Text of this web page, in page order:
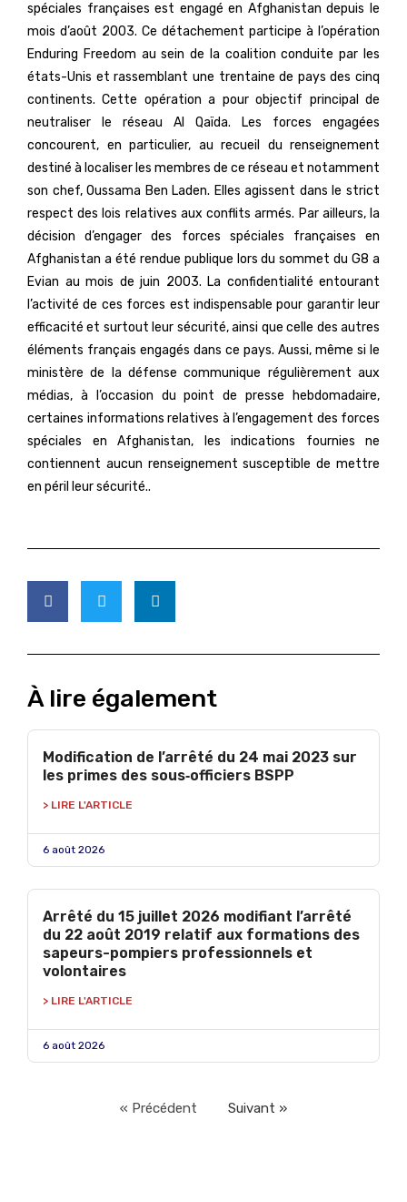
spéciales françaises est engagé en Afghanistan depuis le
mois d’août 2003. Ce détachement participe à l’opération
Enduring Freedom au sein de la coalition conduite par les
états-Unis et rassemblant une trentaine de pays des cinq
continents. Cette opération a pour objectif principal de
neutraliser le réseau Al Qaïda. Les forces engagées
concourent, en particulier, au recueil du renseignement
destiné à localiser les membres de ce réseau et notamment
son chef, Oussama Ben Laden. Elles agissent dans le strict
respect des lois relatives aux conflits armés. Par ailleurs, la
décision d’engager des forces spéciales françaises en
Afghanistan a été rendue publique lors du sommet du G8 a
Evian au mois de juin 2003. La confidentialité entourant
l’activité de ces forces est indispensable pour garantir leur
efficacité et surtout leur sécurité, ainsi que celle des autres
éléments français engagés dans ce pays. Aussi, même si le
ministère de la défense communique régulièrement aux
médias, à l’occasion du point de presse hebdomadaire,
certaines informations relatives à l’engagement des forces
spéciales en Afghanistan, les indications fournies ne
contiennent aucun renseignement susceptible de mettre
en péril leur sécurité..
À lire également
Modification de l’arrêté du 24 mai 2023 sur
les primes des sous‑officiers BSPP
> LIRE L'ARTICLE
6 août 2026
Arrêté du 15 juillet 2026 modifiant l’arrêté
du 22 août 2019 relatif aux formations des
sapeurs-pompiers professionnels et
volontaires
> LIRE L'ARTICLE
6 août 2026
« Précédent Suivant »